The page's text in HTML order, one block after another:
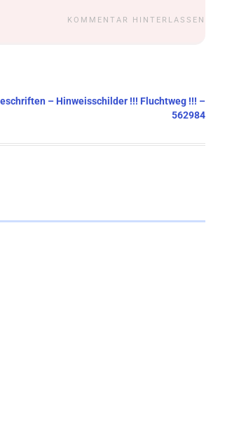
KOMMENTAR HINTERLASSEN
– Hinweisschilder !!! Fluchtweg !!! –
562984